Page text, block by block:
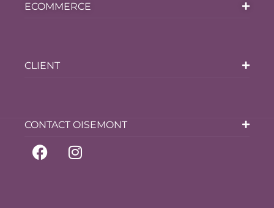
ECOMMERCE
CLIENT
CONTACT OISEMONT